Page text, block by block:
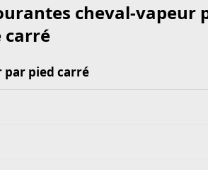
cheval-vapeur
carré
cheval-vapeur par pied carré
par pied carré